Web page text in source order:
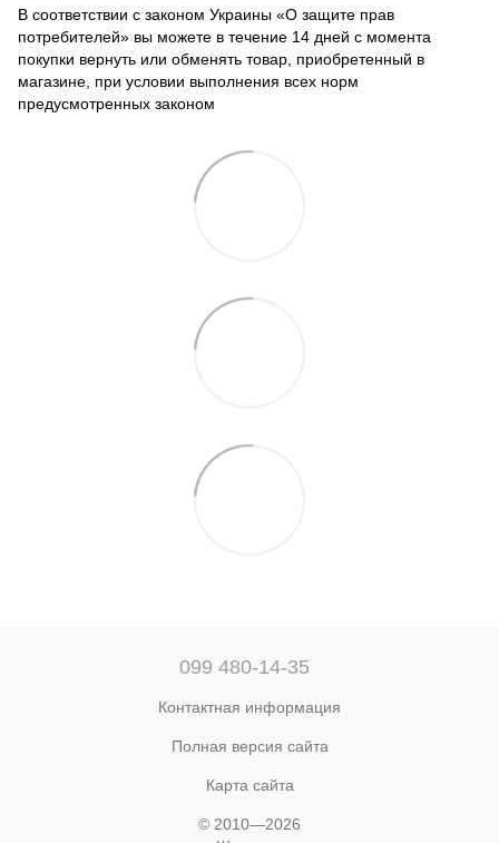
В соответствии с законом Украины «О защите прав
потребителей» вы можете в течение 14 дней с момента
покупки вернуть или обменять товар, приобретенный в
магазине, при условии выполнения всех норм
предусмотренных законом
099 480-14-35
Контактная информация
Полная версия сайта
Карта сайта
© 2010—2026